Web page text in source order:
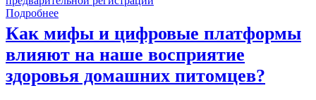
Подробнее
Как мифы и цифровые платформы
влияют на наше восприятие
здоровья домашних питомцев?